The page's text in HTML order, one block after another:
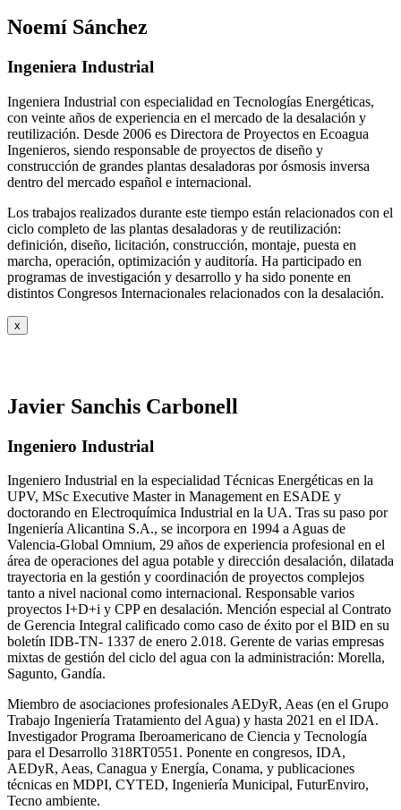
Noemí Sánchez
Ingeniera Industrial
Ingeniera Industrial con especialidad en Tecnologías Energéticas,
con veinte años de experiencia en el mercado de la desalación y
reutilización. Desde 2006 es Directora de Proyectos en Ecoagua
Ingenieros, siendo responsable de proyectos de diseño y
construcción de grandes plantas desaladoras por ósmosis inversa
dentro del mercado español e internacional.
Los trabajos realizados durante este tiempo están relacionados con el
ciclo completo de las plantas desaladoras y de reutilización:
definición, diseño, licitación, construcción, montaje, puesta en
marcha, operación, optimización y auditoría. Ha participado en
programas de investigación y desarrollo y ha sido ponente en
distintos Congresos Internacionales relacionados con la desalación.
x
Javier Sanchis Carbonell
Ingeniero Industrial
Ingeniero Industrial en la especialidad Técnicas Energéticas en la
UPV, MSc Executive Master in Management en ESADE y
doctorando en Electroquímica Industrial en la UA. Tras su paso por
Ingeniería Alicantina S.A., se incorpora en 1994 a Aguas de
Valencia-Global Omnium, 29 años de experiencia profesional en el
área de operaciones del agua potable y dirección desalación, dilatada
trayectoria en la gestión y coordinación de proyectos complejos
tanto a nivel nacional como internacional. Responsable varios
proyectos I+D+i y CPP en desalación. Mención especial al Contrato
de Gerencia Integral calificado como caso de éxito por el BID en su
boletín IDB-TN- 1337 de enero 2.018. Gerente de varias empresas
mixtas de gestión del ciclo del agua con la administración: Morella,
Sagunto, Gandía.
Miembro de asociaciones profesionales AEDyR, Aeas (en el Grupo
Trabajo Ingeniería Tratamiento del Agua) y hasta 2021 en el IDA.
Investigador Programa Iberoamericano de Ciencia y Tecnología
para el Desarrollo 318RT0551. Ponente en congresos, IDA,
AEDyR, Aeas, Canagua y Energía, Conama, y publicaciones
técnicas en MDPI, CYTED, Ingeniería Municipal, FuturEnviro,
Tecno ambiente.